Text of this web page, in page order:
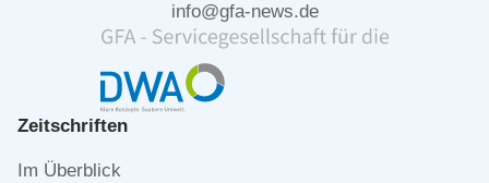
info@gfa-news.de
Zeitschriften
Navigation
Im Überblick